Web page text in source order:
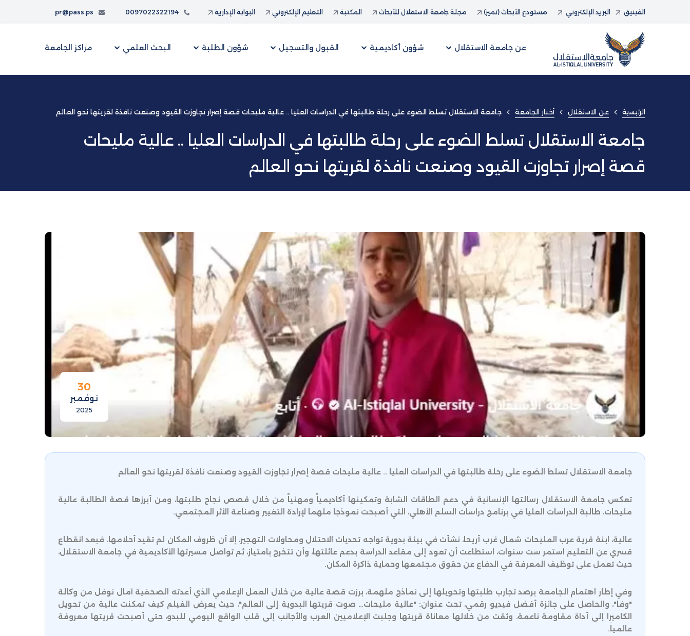
الفينيق البريد الإلكتروني مستودع الأبحاث (تميز) مجلة جامعة الاستقلال للأبحاث المكتبة التعليم الإلكتروني البوابة الإدارية 0097022322194
pr@pass.ps
عن جامعة الاستقلال شؤون أكاديمية القبول والتسجيل شؤون الطلبة البحث العلمي مراكز الجامعة
الرئيسية عن الاستقلال أخبار الجامعة جامعة الاستقلال تسلط الضوء على رحلة طالبتها في الدراسات العليا .. عالية مليحات قصة إصرار تجاوزت القيود وصنعت نافذة لقريتها نحو العالم
جامعة الاستقلال تسلط الضوء على رحلة طالبتها في الدراسات العليا .. عالية مليحات
قصة إصرار تجاوزت القيود وصنعت نافذة لقريتها نحو العالم
30
نوفمبر
2025
جامعة الاستقلال تسلط الضوء على رحلة طالبتها في الدراسات العليا .. عالية مليحات قصة إصرار تجاوزت القيود وصنعت نافذة لقريتها نحو العالم
تعكس جامعة الاستقلال رسالتها الإنسانية في دعم الطاقات الشابة وتمكينها أكاديمياً ومهنياً من خلال قصص نجاح طلبتها، ومن أبرزها قصة الطالبة عالية
مليحات، طالبة الدراسات العليا في برنامج دراسات السلم الأهلي، التي أصبحت نموذجاً ملهماً لإرادة التغيير وصناعة الأثر المجتمعي.
عالية، ابنة قرية عرب المليحات شمال غرب أريحا، نشأت في بيئة بدوية تواجه تحديات الاحتلال ومحاولات التهجير، إلا أن ظروف المكان لم تقيد أحلامها، فبعد انقطاع
قسري عن التعليم استمر ست سنوات، استطاعت أن تعود إلى مقاعد الدراسة بدعم عائلتها، وأن تتخرج بامتياز، ثم تواصل مسيرتها الأكاديمية في جامعة الاستقلال،
حيث تعمل على توظيف المعرفة في الدفاع عن حقوق مجتمعها وحماية ذاكرة المكان.
وفي إطار اهتمام الجامعة برصد تجارب طلبتها وتحويلها إلى نماذج ملهمة، برزت قصة عالية من خلال العمل الإعلامي الذي أعدته الصحفية آمال نوفل من وكالة
"وفا"، والحاصل على جائزة أفضل فيديو رقمي، تحت عنوان: "عالية مليحات… صوت قريتها البدوية إلى العالم"، حيث يعرض الفيلم كيف تمكنت عالية من تحويل
الكاميرا إلى أداة مقاومة ناعمة، وثقت من خلالها معاناة قريتها وجلبت الإعلاميين العرب والأجانب إلى قلب الواقع اليومي للبدو، حتى أصبحت قريتها معروفة
عالمياً.